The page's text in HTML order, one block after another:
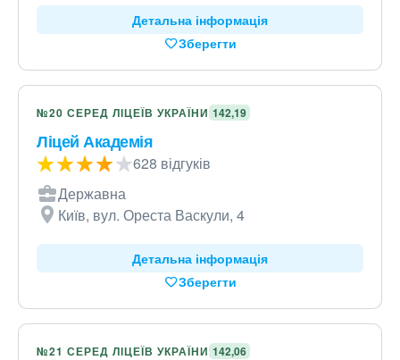
Детальна інформація
Зберегти
№20 СЕРЕД ЛІЦЕЇВ УКРАЇНИ 142,19
Ліцей Академія
628 відгуків
Державна
Київ, вул. Ореста Васкули, 4
Детальна інформація
Зберегти
№21 СЕРЕД ЛІЦЕЇВ УКРАЇНИ 142,06